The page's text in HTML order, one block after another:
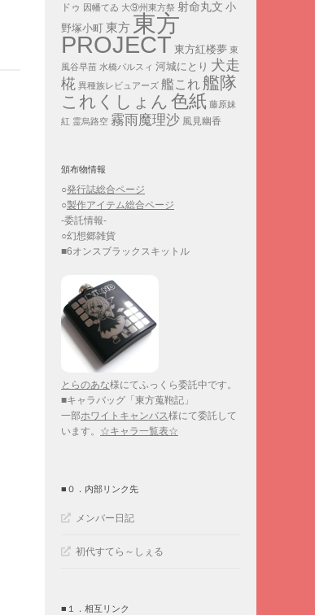
ドゥ 因幡てゐ 大⑨州東方祭 射命丸文 小
野塚小町 東方 東方
PROJECT 東方紅楼夢 東
風谷早苗 水橋パルスィ 河城にとり 犬走
椛 異種族レビュアーズ 艦これ艦隊
これくしょん 色紙 藤原妹
紅 霊烏路空 霧雨魔理沙 風見幽香
頒布物情報
○発行誌総合ページ
○製作アイテム総合ページ
-委託情報-
○幻想郷雑貨
■6オンスブラックスキットル
とらのあな様にてふっくら委託中です。
■キャラバッグ「東方蒐鞄記」
一部ホワイトキャンバス様にて委託して
います。 ☆キャラ一覧表☆
■０．内部リンク先
メンバー日記
初代すてら～しぇる
■１．相互リンク